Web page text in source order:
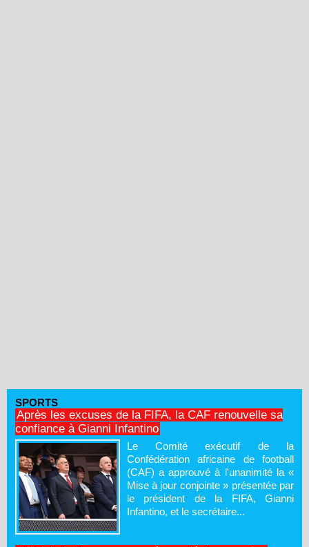
SPORTS
Après les excuses de la FIFA, la CAF renouvelle sa
confiance à Gianni Infantino
Le Comité exécutif de la
Confédération africaine de football
(CAF) a approuvé à l'unanimité la «
Mise à jour conjointe » présentée par
le président de la FIFA, Gianni
Infantino, et le secrétaire...